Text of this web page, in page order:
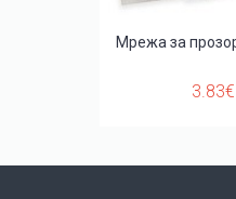
Мрежа за